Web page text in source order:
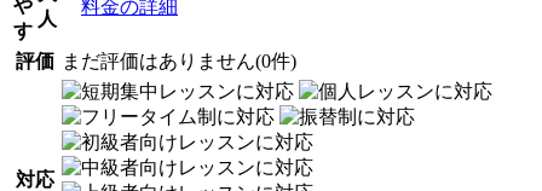
や
す
人
料金の詳細
評価 まだ評価はありません(0件)
対応